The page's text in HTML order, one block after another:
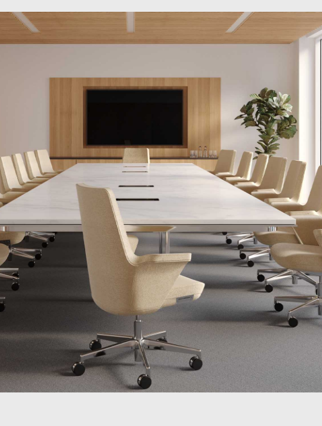
국가 선택
그인
WITH SSO
를 잊으셨나요
추천 코드가 있으십니까?
ENTER
Close
Dialog